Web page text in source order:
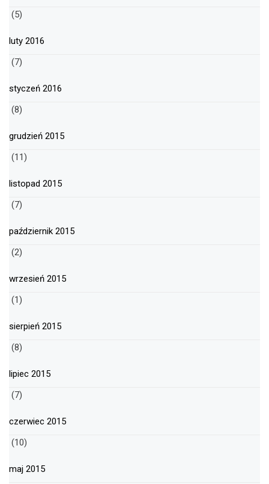
(5)
luty 2016
(7)
styczeń 2016
(8)
grudzień 2015
(11)
listopad 2015
(7)
październik 2015
(2)
wrzesień 2015
(1)
sierpień 2015
(8)
lipiec 2015
(7)
czerwiec 2015
(10)
maj 2015